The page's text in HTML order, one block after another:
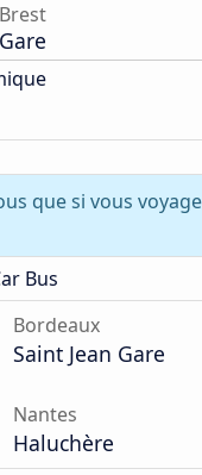
Brest
Gare
que si vous
Bus
Bordeaux
Saint Jean Gare
Nantes
Haluchère